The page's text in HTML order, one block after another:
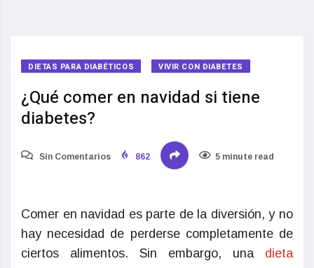
DIETAS PARA DIABÉTICOS VIVIR CON DIABETES
¿Qué comer en navidad si tiene
diabetes?
Sin Comentarios 862 5 minute read
Comer en navidad es parte de la diversión, y no
hay necesidad de perderse completamente de
ciertos alimentos. Sin embargo, una dieta